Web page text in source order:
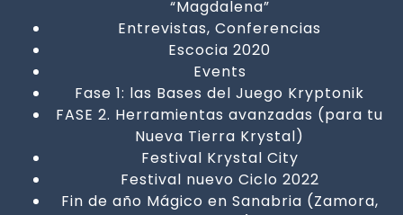
“Magdalena”
Entrevistas, Conferencias
Escocia 2020
Events
Fase 1: las Bases del Juego Kryptonik
FASE 2. Herramientas avanzadas (para tu
Nueva Tierra Krystal)
Festival Krystal City
Festival nuevo Ciclo 2022
Fin de año Mágico en Sanabria (Zamora,